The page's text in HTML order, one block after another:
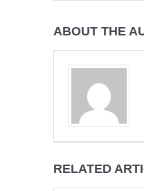
ABOUT THE
RELATED